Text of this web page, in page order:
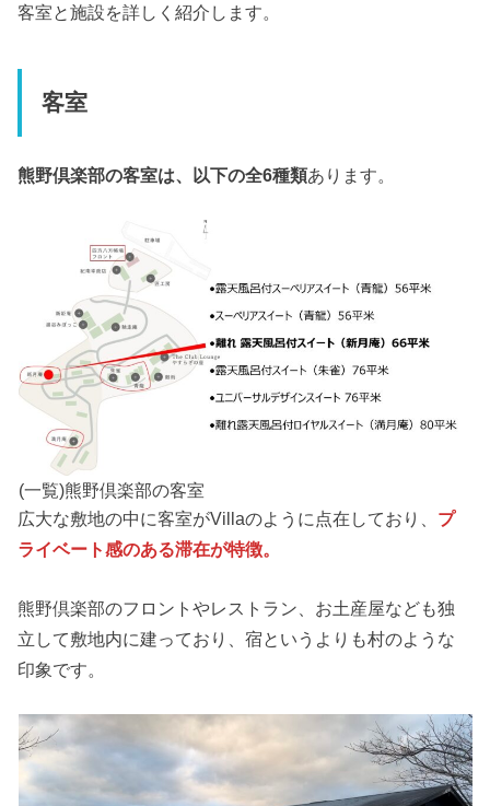
客室と施設を詳しく紹介します。
客室
熊野倶楽部の客室は、以下の全6種類あります。
(一覧)熊野倶楽部の客室
広大な敷地の中に客室がVillaのように点在しており、 プ
ライベート感のある滞在が特徴。
熊野倶楽部のフロントやレストラン、お土産屋なども独
立して敷地内に建っており、宿というよりも村のような
印象です。